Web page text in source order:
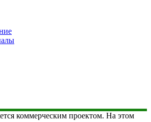
коммерческим проектом. На этом